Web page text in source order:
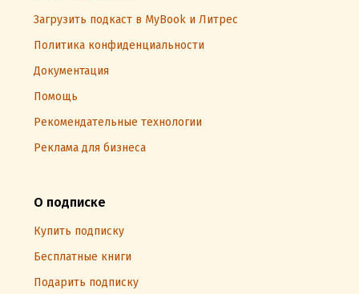
Загрузить подкаст в MyBook и Литрес
Политика конфиденциальности
Документация
Помощь
Рекомендательные технологии
Реклама для бизнеса
О подписке
Купить подписку
Бесплатные книги
Подарить подписку